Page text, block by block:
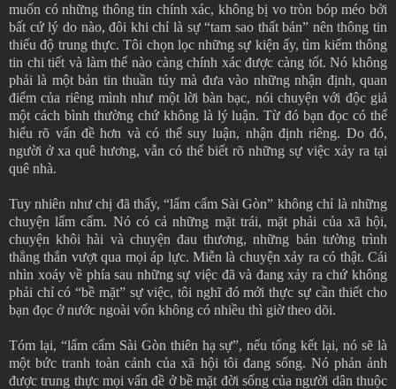
muốn có những thông tin chính xác, không bị vo tròn bóp méo bởi
bất cứ lý do nào, đôi khi chỉ là sự “tam sao thất bản” nên thông tin
thiếu độ trung thực. Tôi chọn lọc những sự kiện ấy, tìm kiếm thông
tin chi tiết và làm thế nào càng chính xác được càng tốt. Nó không
phải là một bản tin thuần túy mà đưa vào những nhận định, quan
điểm của riêng mình như một lời bàn bạc, nói chuyện với độc giả
một cách bình thường chứ không là lý luận. Từ đó bạn đọc có thể
hiểu rõ vấn đề hơn và có thể suy luận, nhận định riêng. Do đó,
người ở xa quê hương, vẫn có thể biết rõ những sự việc xảy ra tại
quê nhà.
Tuy nhiên như chị đã thấy, “lẩm cẩm Sài Gòn” không chỉ là những
chuyện lẩm cẩm. Nó có cả những mặt trái, mặt phải của xã hội,
chuyện khôi hài và chuyện đau thương, những bản tường trình
thẳng thắn vượt qua mọi áp lực. Miễn là chuyện xảy ra có thật. Cái
nhìn xoáy về phía sau những sự việc đã và đang xảy ra chứ không
phải chỉ có “bề mặt” sự việc, tôi nghĩ đó mới thực sự cần thiết cho
bạn đọc ở nước ngoài vốn không có nhiều thì giờ theo dõi.
Tóm lại, “lẩm cẩm Sài Gòn thiên hạ sự”, nếu tổng kết lại, nó sẽ là
một bức tranh toàn cảnh của xã hội tôi đang sống. Nó phản ảnh
được trung thực mọi vấn đề ở bề mặt đời sống của người dân thuộc